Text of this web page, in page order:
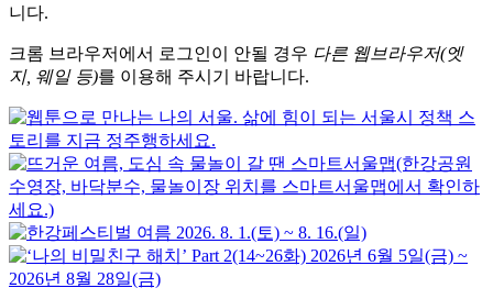
니다.
크롬 브라우저에서 로그인이 안될 경우 다른 웹브라우저(엣
지, 웨일 등)를 이용해 주시기 바랍니다.